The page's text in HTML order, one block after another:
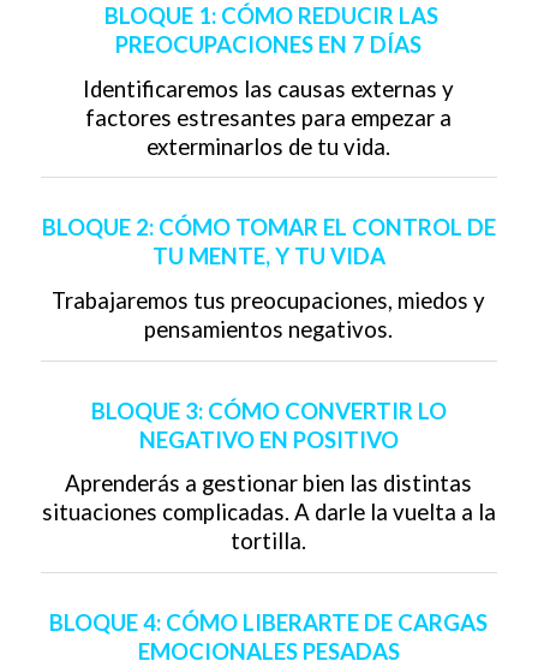
BLOQUE 1: CÓMO REDUCIR LAS
PREOCUPACIONES EN 7 DÍAS
Identificaremos las causas externas y
factores estresantes para empezar a
exterminarlos de tu vida.
BLOQUE 2: CÓMO TOMAR EL CONTROL DE
TU MENTE, Y TU VIDA
Trabajaremos tus preocupaciones, miedos y
pensamientos negativos.
BLOQUE 3: CÓMO CONVERTIR LO
NEGATIVO EN POSITIVO
Aprenderás a gestionar bien las distintas
situaciones complicadas. A darle la vuelta a la
tortilla.
BLOQUE 4: CÓMO LIBERARTE DE CARGAS
EMOCIONALES PESADAS